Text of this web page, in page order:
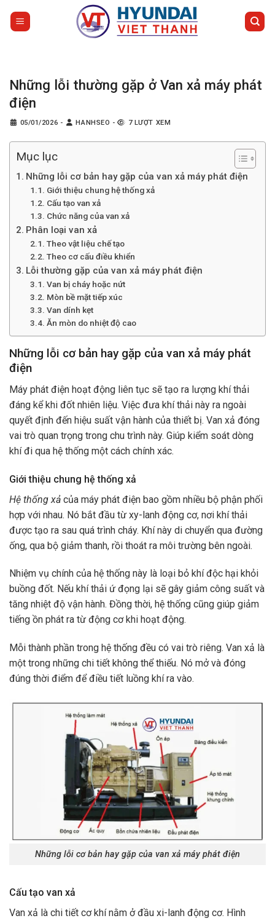
Những lỗi thường gặp ở Van xả máy phát
điện
05/01/2026 - HANHSEO - 7 LƯỢT XEM
Mục lục
Những lỗi cơ bản hay gặp của van xả máy phát điện
Giới thiệu chung hệ thống xả
Cấu tạo van xả
Chức năng của van xả
Phân loại van xả
Theo vật liệu chế tạo
Theo cơ cấu điều khiển
Lỗi thường gặp của van xả máy phát điện
Van bị cháy hoặc nứt
Mòn bề mặt tiếp xúc
Van dính kẹt
Ăn mòn do nhiệt độ cao
Những lỗi cơ bản hay gặp của van xả máy phát
điện
Máy phát điện hoạt động liên tục sẽ tạo ra lượng khí thải
đáng kể khi đốt nhiên liệu. Việc đưa khí thải này ra ngoài
quyết định đến hiệu suất vận hành của thiết bị. Van xả đóng
vai trò quan trọng trong chu trình này. Giúp kiểm soát dòng
khí đi qua hệ thống một cách chính xác.
Giới thiệu chung hệ thống xả
Hệ thống xả của máy phát điện bao gồm nhiều bộ phận phối
hợp với nhau. Nó bắt đầu từ xy-lanh động cơ, nơi khí thải
được tạo ra sau quá trình cháy. Khí này di chuyển qua đường
ống, qua bộ giảm thanh, rồi thoát ra môi trường bên ngoài.
Nhiệm vụ chính của hệ thống này là loại bỏ khí độc hại khỏi
buồng đốt. Nếu khí thải ứ đọng lại sẽ gây giảm công suất và
tăng nhiệt độ vận hành. Đồng thời, hệ thống cũng giúp giảm
tiếng ồn phát ra từ động cơ khi hoạt động.
Mỗi thành phần trong hệ thống đều có vai trò riêng. Van xả là
một trong những chi tiết không thể thiếu. Nó mở và đóng
đúng thời điểm để điều tiết luồng khí ra vào.
Những lỗi cơ bản hay gặp của van xả máy phát điện
Cấu tạo van xả
Van xả là chi tiết cơ khí nằm ở đầu xi-lanh động cơ. Hình